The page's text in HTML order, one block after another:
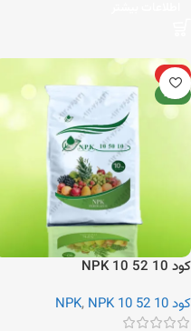
ویژه
جدید
کود NPK 10 52 10
کود NPK
, NPK 10 52 10